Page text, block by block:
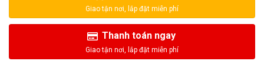
Thanh toán ngay